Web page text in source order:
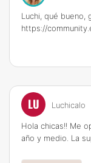
Luchi, qué bueno,
https://
LU Luchicalo
Hola chicas!! Me
año y medio. La